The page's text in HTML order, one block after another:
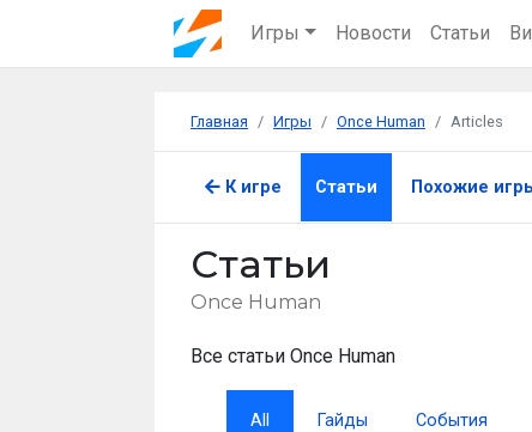
Игры Новости Статьи
Главная Игры Once Human Articles
К игре Статьи Похожие
Статьи
Once Human
Все статьи Once Human
All Гайды События